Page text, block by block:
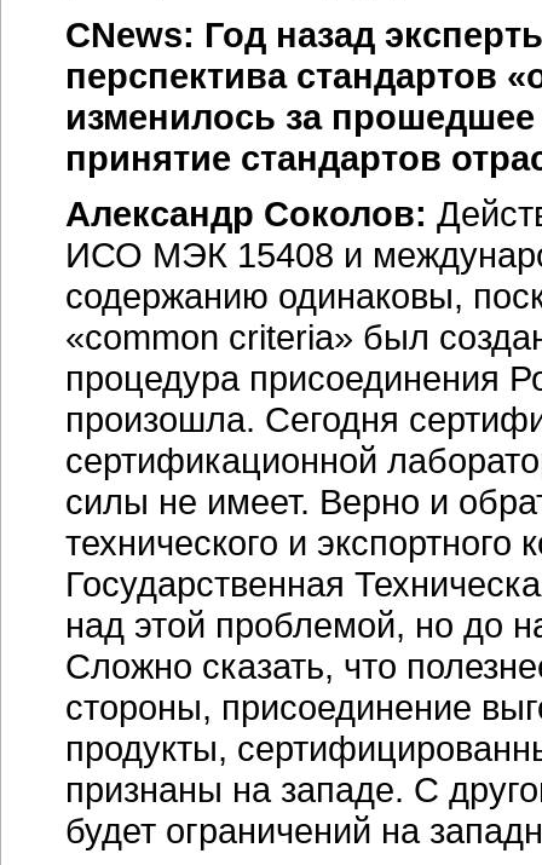
CNews: Год назад
перспектива стандартов
изменилось за
принятие стандартов
Александр Соколов:
ИСО МЭК 15408 и
содержанию одинаковы,
«common criteria» был
процедура присоединения
произошла. Сегодня
сертификационной
силы не имеет. Верно и
технического и
Государственная
над этой проблемой, но до
Сложно сказать, что
стороны, присоединение
продукты,
признаны на западе. С
будет ограничений на